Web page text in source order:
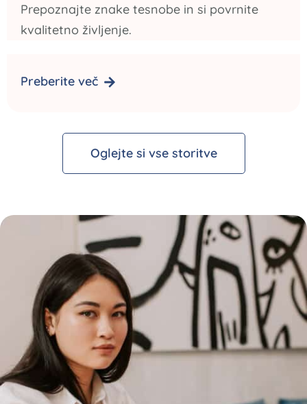
Prepoznajte znake tesnobe in si povrnite
kvalitetno življenje.
Preberite več
Oglejte si vse storitve